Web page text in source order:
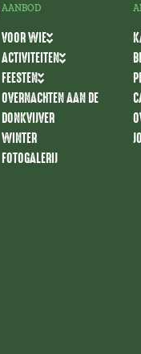
AANBOD
VOOR WIE
ACTIVITEITEN
FEESTEN
OVERNACHTEN AAN DE
DONKVIJVER
WINTER
FOTOGALERIJ